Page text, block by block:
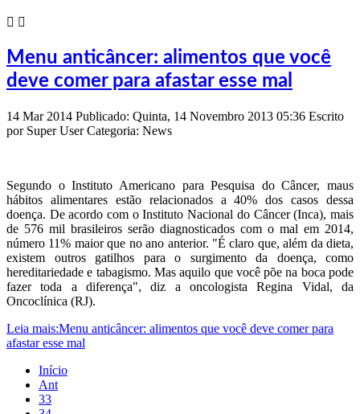
 
Menu anticâncer: alimentos que você
deve comer para afastar esse mal
14 Mar 2014 Publicado: Quinta, 14 Novembro 2013 05:36 Escrito
por Super User Categoria: News
Segundo o Instituto Americano para Pesquisa do Câncer, maus
hábitos alimentares estão relacionados a 40% dos casos dessa
doença. De acordo com o Instituto Nacional do Câncer (Inca), mais
de 576 mil brasileiros serão diagnosticados com o mal em 2014,
número 11% maior que no ano anterior. "É claro que, além da dieta,
existem outros gatilhos para o surgimento da doença, como
hereditariedade e tabagismo. Mas aquilo que você põe na boca pode
fazer toda a diferença", diz a oncologista Regina Vidal, da
Oncoclínica (RJ).
Leia mais:Menu anticâncer: alimentos que você deve comer para
afastar esse mal
Início
Ant
33